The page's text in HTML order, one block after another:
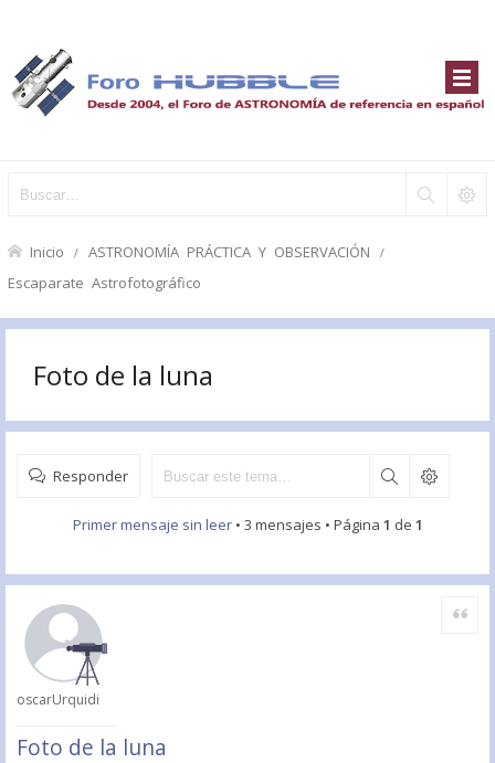
Inicio ASTRONOMÍA PRÁCTICA Y OBSERVACIÓN
Escaparate Astrofotográfico
Foto de la luna
Responder
Primer mensaje sin leer• 3 mensajes • Página 1 de 1
oscarUrquidi
Foto de la luna
Citar